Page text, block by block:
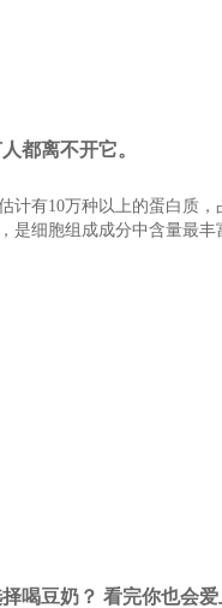
都离不开它。
计有10万种以上的蛋白质，
是细胞组成成分中含量最
喝豆奶？ 看完你也会爱